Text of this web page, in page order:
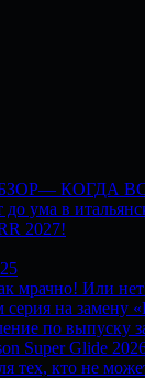
КОГДА
ума в
2027!
мрачно! Или
на замену
по выпуску
Super Glide
кто не